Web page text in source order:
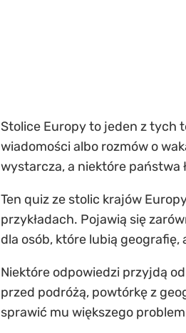
Stolice Europy to jeden z tych
wiadomości albo rozmów o
wystarcza, a niektóre państwa
Ten quiz ze stolic krajów
przykładach. Pojawią się
dla osób, które lubią geografię,
Niektóre odpowiedzi przyjdą
przed podróżą, powtórkę z
sprawić mu większego